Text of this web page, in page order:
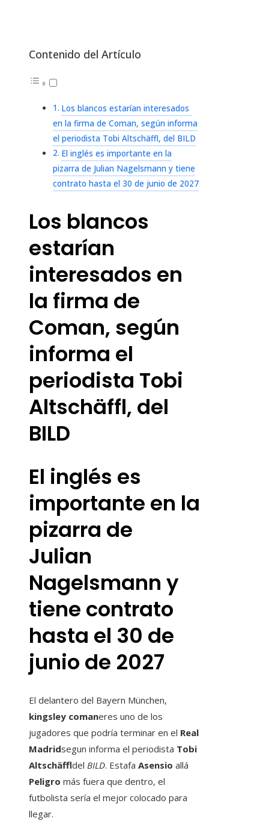
Contenido del Artículo
Los blancos estarían interesados ​​
en la firma de Coman, según informa
el periodista Tobi Altschäffl, del BILD
El inglés es importante en la
pizarra de Julian Nagelsmann y tiene
contrato hasta el 30 de junio de 2027
Los blancos
estarían
interesados ​​en
la firma de
Coman, según
informa el
periodista Tobi
Altschäffl, del
BILD
El inglés es
importante en la
pizarra de
Julian
Nagelsmann y
tiene contrato
hasta el 30 de
junio de 2027
El delantero del Bayern München,
kingsley comaneres uno de los
jugadores que podría terminar en el Real
Madridsegun informa el periodista Tobi
Altschäffldel BILD. Estafa Asensio allá
Peligro más fuera que dentro, el
futbolista sería el mejor colocado para
llegar.